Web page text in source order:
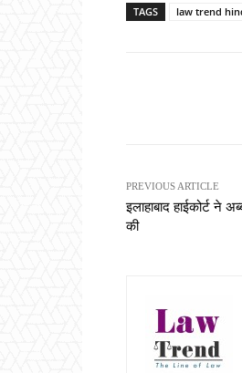
TAGS law trend
PREVIOUS ARTICLE
इलाहाबाद हाईकोर्ट ने
की